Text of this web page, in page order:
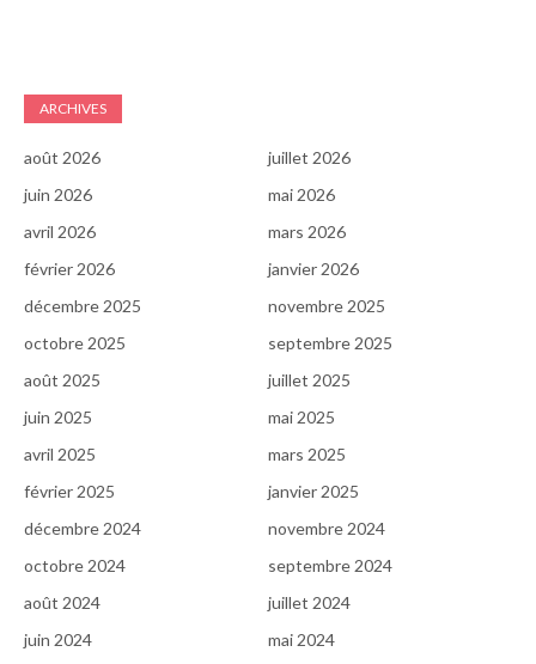
ARCHIVES
août 2026
juillet 2026
juin 2026
mai 2026
avril 2026
mars 2026
février 2026
janvier 2026
décembre 2025
novembre 2025
octobre 2025
septembre 2025
août 2025
juillet 2025
juin 2025
mai 2025
avril 2025
mars 2025
février 2025
janvier 2025
décembre 2024
novembre 2024
octobre 2024
septembre 2024
août 2024
juillet 2024
juin 2024
mai 2024